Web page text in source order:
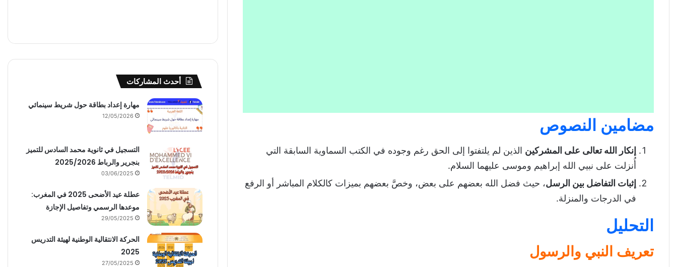
مضامين النصوص
إنكار الله تعالى على المشركين الذين لم يلتفتوا إلى الحق رغم وجوده في الكتب السماوية السابقة التي
أُنزلت على نبيي الله إبراهيم وموسى عليهما السلام.
إثبات التفاضل بين الرسل، حيث فضل الله بعضهم على بعض، وخصَّ بعضهم بميزات كالكلام المباشر أو الرفع
في الدرجات والمنزلة.
التحليل
تعريف النبي والرسول
أحدث المشاركات
مهارة إعداد بطاقة حول شريط سينمائي
12/05/2026
التسجيل في ثانوية محمد السادس للتميز
بنجرير والرباط 2025/2026
03/06/2025
عطلة عيد الأضحى 2025 في المغرب:
موعدها الرسمي وتفاصيل الإجازة
29/05/2025
الحركة الانتقالية الوطنية لهيئة التدريس
2025
27/05/2025